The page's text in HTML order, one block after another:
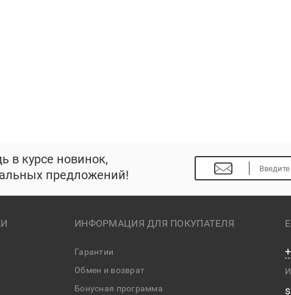
в курсе новинок,
предложений!
ИНФОРМАЦИЯ ДЛЯ ПОКУПАТЕЛЯ
Гарантии
Обмен и возврат
Бонусная программа